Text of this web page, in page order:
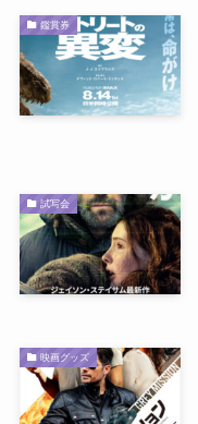
鑑賞券
試写会
映画グッズ